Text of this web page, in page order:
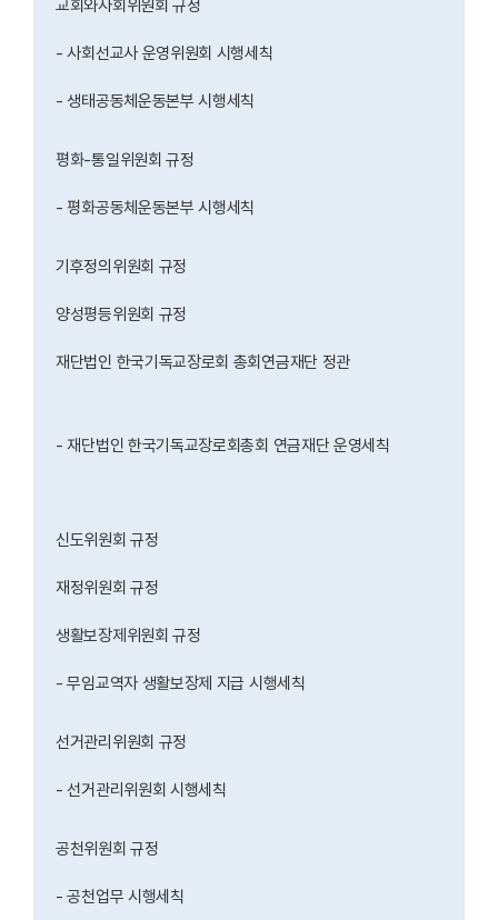
교회와사회위원회 규정
- 사회선교사 운영위원회 시행세칙
- 생태공동체운동본부 시행세칙
평화-통일위원회 규정
- 평화공동체운동본부 시행세칙
기후정의위원회 규정
양성평등위원회 규정
재단법인 한국기독교장로회 총회연금재단 정관
- 재단법인 한국기독교장로회총회 연금재단 운영세칙
신도위원회 규정
재정위원회 규정
생활보장제위원회 규정
- 무임교역자 생활보장제 지급 시행세칙
선거관리위원회 규정
- 선거관리위원회 시행세칙
공천위원회 규정
- 공천업무 시행세칙